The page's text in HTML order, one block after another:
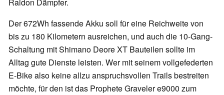
Der 672Wh fassende Akku soll für eine Reichweite von
bis zu 180 Kilometern ausreichen, und auch die 10-Gang-
Schaltung mit Shimano Deore XT Bauteilen sollte im
Alltag gute Dienste leisten. Wer mit seinem vollgefederten
E-Bike also keine allzu anspruchsvollen Trails bestreiten
möchte, für den ist das Prophete Graveler e9000 zum